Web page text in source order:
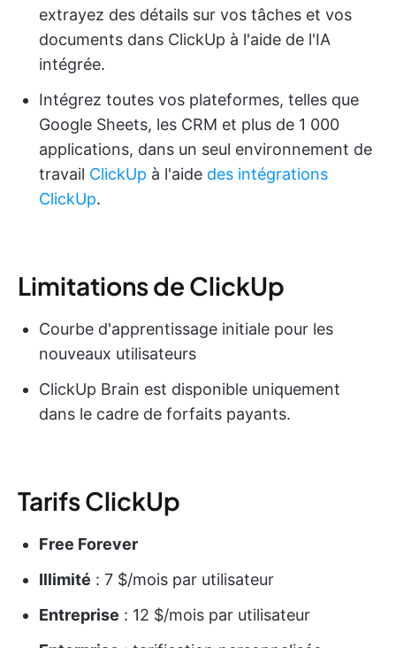
extrayez des détails sur vos tâches et vos
documents dans ClickUp à l'aide de l'IA
intégrée.
Intégrez toutes vos plateformes, telles que
Google Sheets, les CRM et plus de 1 000
applications, dans un seul environnement de
travail ClickUp à l'aide des intégrations
ClickUp.
Limitations de ClickUp
Courbe d'apprentissage initiale pour les
nouveaux utilisateurs
ClickUp Brain est disponible uniquement
dans le cadre de forfaits payants.
Tarifs ClickUp
Free Forever
Illimité : 7 $/mois par utilisateur
Entreprise : 12 $/mois par utilisateur